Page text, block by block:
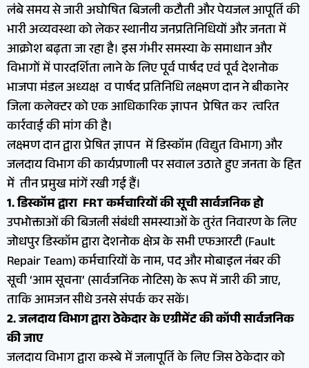
लंबे समय से जारी अघोषित बिजली कटौती और पेयजल आपूर्ति की
भारी अव्यवस्था को लेकर स्थानीय जनप्रतिनिधियों और जनता में
आक्रोश बढ़ता जा रहा है। इस गंभीर समस्या के समाधान और
विभागों में पारदर्शिता लाने के लिए पूर्व पार्षद एवं पूर्व देशनोक
भाजपा मंडल अध्यक्ष व पार्षद प्रतिनिधि लक्ष्मण दान ने बीकानेर
जिला कलेक्टर को एक आधिकारिक ज्ञापन प्रेषित कर त्वरित
कार्रवाई की मांग की है।
​लक्ष्मण दान द्वारा प्रेषित ज्ञापन में डिस्कॉम (विद्युत विभाग) और
जलदाय विभाग की कार्यप्रणाली पर सवाल उठाते हुए जनता के हित
में तीन प्रमुख मांगें रखी गई हैं।
​1. डिस्कॉम द्वारा FRT कर्मचारियों की सूची सार्वजनिक हो
​उपभोक्ताओं की बिजली संबंधी समस्याओं के तुरंत निवारण के लिए
जोधपुर डिस्कॉम द्वारा देशनोक क्षेत्र के सभी एफआरटी (Fault
Repair Team) कर्मचारियों के नाम, पद और मोबाइल नंबर की
सूची ‘आम सूचना’ (सार्वजनिक नोटिस) के रूप में जारी की जाए,
ताकि आमजन सीधे उनसे संपर्क कर सकें।
​2. जलदाय विभाग द्वारा ठेकेदार के एग्रीमेंट की कॉपी सार्वजनिक
की जाए
​जलदाय विभाग द्वारा कस्बे में जलापूर्ति के लिए जिस ठेकेदार को